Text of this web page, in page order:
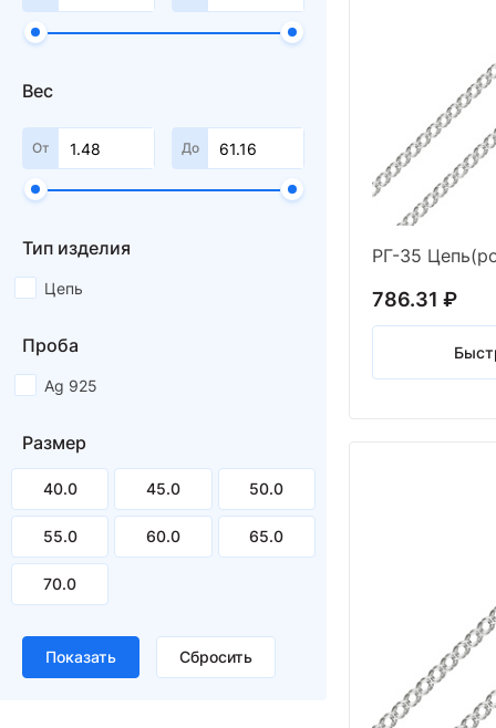
Вес
От До
Тип изделия
Цепь
Проба
Ag 925
Размер
40.0 45.0 50.0
55.0 60.0 65.0
70.0
786.31 ₽